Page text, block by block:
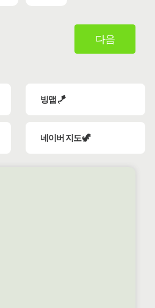
다음
빙맵 🪁
네이버 지도 🦖